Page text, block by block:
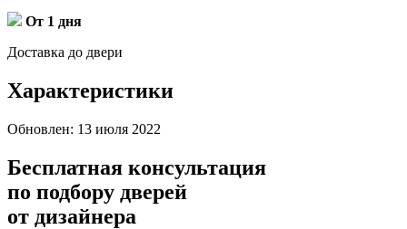
От 1 дня
Доставка до двери
Характеристики
Обновлен: 13 июля 2022
Бесплатная консультация
по подбору дверей
от дизайнера